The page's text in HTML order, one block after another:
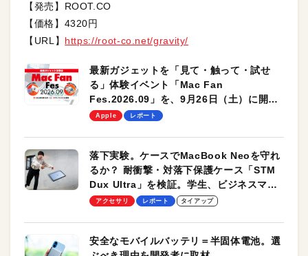
【発売】ROOT.CO
【価格】4320円
【URL】 https://root-co.net/gravity/
最新ガジェットを「見て・触って・試せ
る」体験イベント「Mac Fan
Fes.2026.09」を、9月26日（土）に開催
します！
Apple レポート
落下実験。ケースでMacBook Neoを守れ
るか？ 耐衝撃・対落下保護ケース「STM
Dux Ultra」を検証。学生、ビジネスマン
のモバイルユースに最適！
アクセサリ レポート タイアップ
安全なモバイルバッテリ＝半固体電池。選